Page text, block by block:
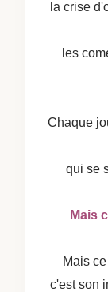
la crise
les
Chaque
qui se
Mais
Mais
c'est son